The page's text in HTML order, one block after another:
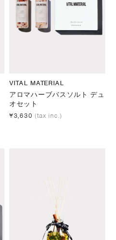
VITAL MATERIAL
アロマハーブバスソルト デュ
オセット
¥3,630 (tax inc.)